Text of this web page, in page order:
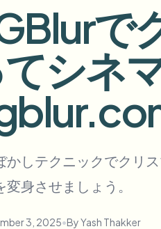
わせフォーム
ーム、コンプライアンス、統合につい
大量処理対応
合わせフォーム
で
シネ
かしテクニックでクリ
変身させましょう。
3, 2025•ByYash Thakker